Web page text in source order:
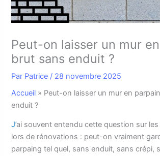
Peut-on laisser un mur
brut sans enduit ?
Par Patrice / 28 novembre 2025
Accueil » Peut-on laisser un mur en
enduit ?
J’ai souvent entendu cette question sur
lors de rénovations : peut-on vraiment
parpaing tel quel, sans enduit, sans crépi,